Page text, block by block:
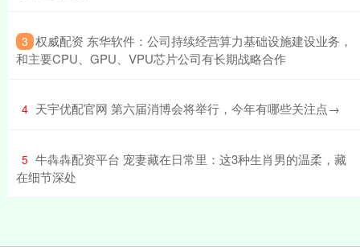
3 ​权威配资 东华软件：公司持续经营算力基础设施建设业务，
和主要CPU、GPU、VPU芯片公司有长期战略合作
4 ​天宇优配官网 第六届消博会将举行，今年有哪些关注点→
5 ​牛犇犇配资平台 宠妻藏在日常里：这3种生肖男的温柔，藏
在细节深处